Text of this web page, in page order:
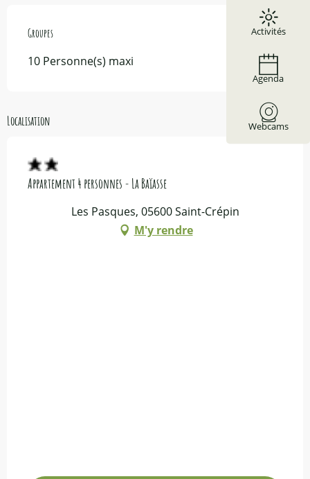
Activités
Agenda
Webcams
Groupes
Groupes
10 Personne(s) maxi
Localisation
Appartement 4 personnes - La Baïasse
Les Pasques, 05600 Saint-Crépin
M'y rendre